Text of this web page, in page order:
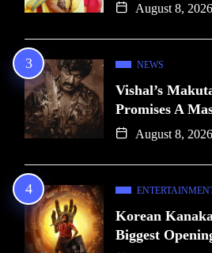
August 8, 2026
NEWS
Vishal’s
Promises A
August 8, 2026
Korean
Biggest